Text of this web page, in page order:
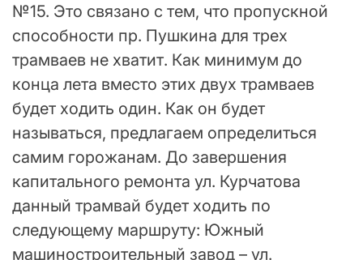
№15. Это связано с тем, что пропускной
способности пр. Пушкина для трех
трамваев не хватит. Как минимум до
конца лета вместо этих двух трамваев
будет ходить один. Как он будет
называться, предлагаем определиться
самим горожанам. До завершения
капитального ремонта ул. Курчатова
данный трамвай будет ходить по
следующему маршруту: Южный
машиностроительный завод – ул.